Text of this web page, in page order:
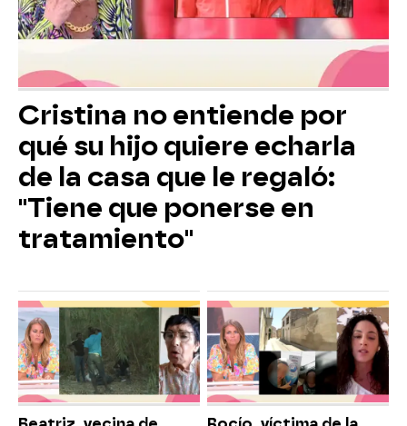
Cristina no entiende por
qué su hijo quiere echarla
de la casa que le regaló:
"Tiene que ponerse en
tratamiento"